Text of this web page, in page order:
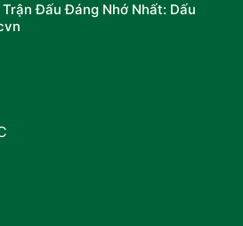
Đấu Đáng Nhớ Nhất: Dấu